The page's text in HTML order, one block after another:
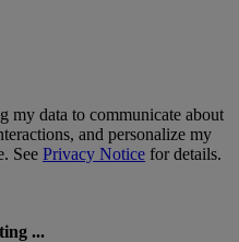
my data to communicate about
and personalize my
See Privacy Notice for details.
...